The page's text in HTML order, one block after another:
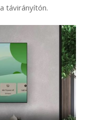
távirányítón.